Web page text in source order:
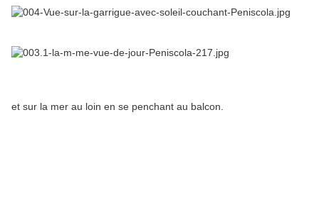
et sur la mer au loin en se penchant au balcon.